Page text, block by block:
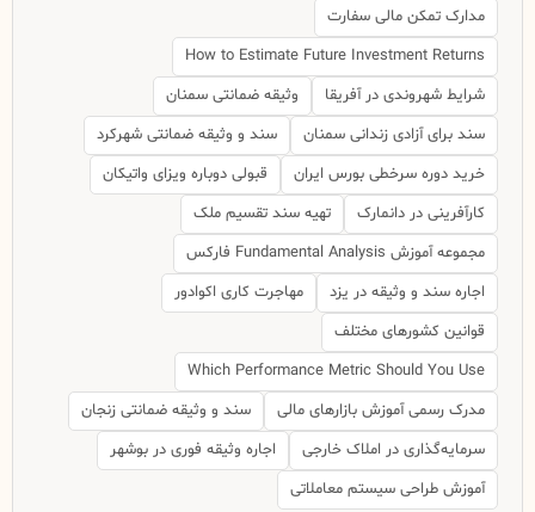
مدارک تمکن مالی سفارت
How to Estimate Future Investment Returns
شرایط شهروندی در آفریقا
وثیقه ضمانتی سمنان
سند برای آزادی زندانی سمنان
سند و وثیقه ضمانتی شهرکرد
خرید دوره سرخطی بورس ایران
قبولی دوباره ویزای واتیکان
کارآفرینی در دانمارک
تهیه سند تقسیم ملک
مجموعه آموزش Fundamental Analysis فارکس
اجاره سند و وثیقه در یزد
مهاجرت کاری اکوادور
قوانین کشورهای مختلف
Which Performance Metric Should You Use
مدرک رسمی آموزش بازارهای مالی
سند و وثیقه ضمانتی زنجان
سرمایه‌گذاری در املاک خارجی
اجاره وثیقه فوری در بوشهر
آموزش طراحی سیستم معاملاتی